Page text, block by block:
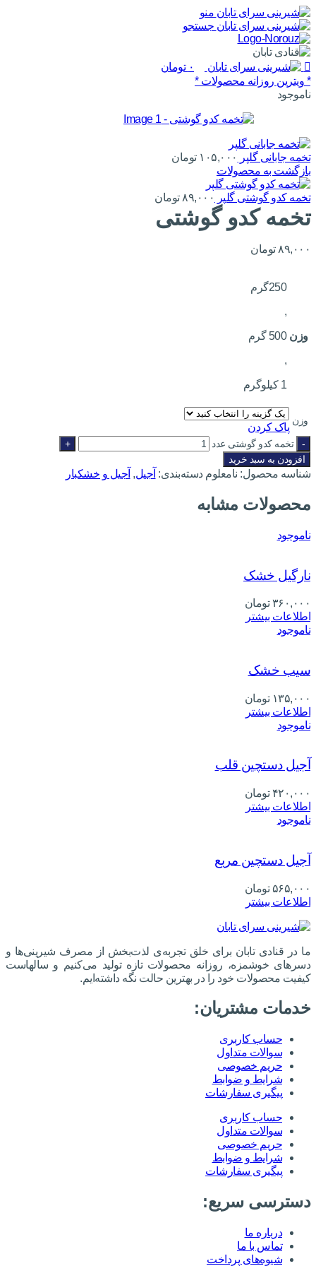
منو
جستجو
۰ تومان
* ویترین روزانه محصولات *
ناموجود
تخمه جابانی گلپر ۱۰۵,۰۰۰ تومان
بازگشت به محصولات
تخمه کدو گوشتی گلپر ۸۹,۰۰۰ تومان
تخمه کدو گوشتی
۸۹,۰۰۰ تومان
وزن
250گرم
,
500 گرم
,
1 کیلوگرم
وزن
پاک کردن
تخمه کدو گوشتی عدد
افزودن به سبد خرید
شناسه محصول: نامعلومدسته‌بندی: آجیل, آجیل و خشکبار
محصولات مشابه
ناموجود
نارگیل خشک
۳۶۰,۰۰۰ تومان
اطلاعات بیشتر
ناموجود
سیب خشک
۱۳۵,۰۰۰ تومان
اطلاعات بیشتر
ناموجود
آجیل دستچین قلب
۴۲۰,۰۰۰ تومان
اطلاعات بیشتر
ناموجود
آجیل دستچین مربع
۵۶۵,۰۰۰ تومان
اطلاعات بیشتر
ما در قنادی تابان برای خلق تجربه‌ی لذت‌بخش از مصرف شیرینی‌ها و
دسرهای خوشمزه، روزانه محصولات تازه تولید می‌کنیم و سالهاست
کیفیت محصولات خود را در بهترین حالت نگه داشته‌ایم.
خدمات مشتریان:
حساب کاربری
سوالات متداول
حریم خصوصی
شرایط و ضوابط
پیگیری سفارشات
حساب کاربری
سوالات متداول
حریم خصوصی
شرایط و ضوابط
پیگیری سفارشات
دسترسی سریع:
درباره ما
تماس با ما
شیوه‌های پرداخت